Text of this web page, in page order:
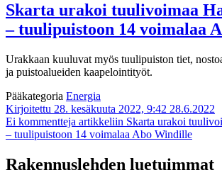
Skarta urakoi tuulivoimaa
– tuulipuistoon 14 voimalaa
Urakkaan kuuluvat myös tuulipuiston tiet,
ja puistoalueiden kaapelointityöt.
Pääkategoria Energia
Kirjoitettu 28. kesäkuuta 2022, 9:42 28.6.2022
Ei kommentteja artikkeliin Skarta urakoi
– tuulipuistoon 14 voimalaa Abo Windille
Rakennuslehden luetuimmat